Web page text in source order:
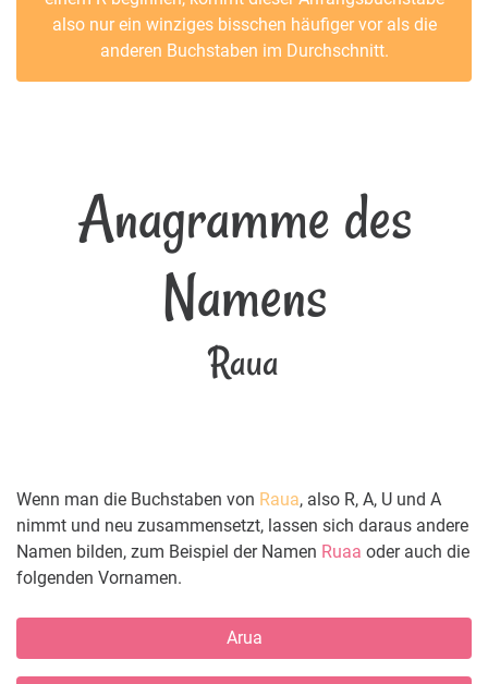
also nur ein winziges bisschen häufiger vor als die
anderen Buchstaben im Durchschnitt.
Anagramme des
Namens
Raua
Wenn man die Buchstaben von Raua, also R, A, U und A
nimmt und neu zusammensetzt, lassen sich daraus andere
Namen bilden, zum Beispiel der Namen Ruaa oder auch die
folgenden Vornamen.
Arua